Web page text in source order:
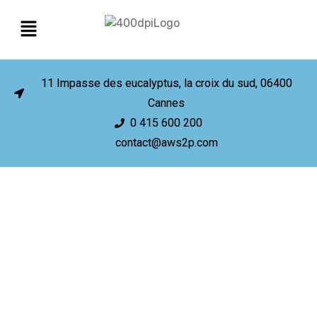
11 Impasse des eucalyptus, la croix du sud, 06400
Cannes
0 415 600 200
contact@aws2p.com